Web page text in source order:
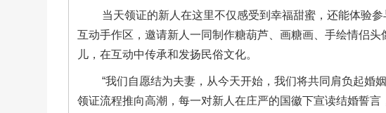
当天领证的新人在这里不仅感受到幸福甜蜜，还能体验
互动手作区，邀请新人一同制作糖葫芦、画糖画、手绘情侣
儿，在互动中传承和发扬民俗文化。
“我们自愿结为夫妻，从今天开始，我们将共同肩负起
领证流程推向高潮，每一对新人在庄严的国徽下宣读结婚誓